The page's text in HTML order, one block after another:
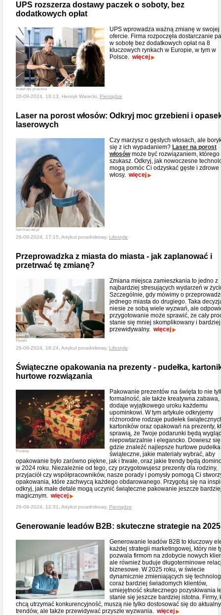
UPS rozszerza dostawy paczek o soboty, bez
dodatkowych opłat
materiały prasowe
UPS wprowadza ważną zmianę w swojej
ofercie. Firma rozpoczęła dostarczanie
w sobotę bez dodatkowych opłat na 8
kluczowych rynkach w Europie, w tym w
Polsce. więcej
26-09-2024, 18:13, Henryk Warecki, Pieniądze
Laser na porost włosów: Odkryj moc grzebieni i
laserowych
hairmax.net.pl
Czy marzysz o gęstych włosach, ale
się z ich wypadaniem? Laser na porost
włosówmoże być rozwiązaniem, którego
szukasz. Odkryj, jak nowoczesne
mogą pomóc Ci odzyskać gęste i zdrowe
włosy. więcej
26-09-2024, 17:15, Artykuł poradnikowy, Lifestyle
Przeprowadzka z miasta do miasta - jak zaplanować i
przetrwać tę zmianę?
Pexels
Zmiana miejsca zamieszkania to jedno z
najbardziej stresujących wydarzeń w
Szczególnie, gdy mówimy o
jednego miasta do drugiego. Taka
niesie ze sobą wiele wyzwań, ale
przygotowanie może sprawić, że cały
stanie się mniej skomplikowany i bardziej
przewidywalny. więcej
26-09-2024, 16:24, Artykuł poradnikowy, Lifestyle
Świąteczne opakowania na prezenty - pudełka,
hurtowe rozwiązania
Pixabay
Pakowanie prezentów na święta to nie
formalność, ale także kreatywna zabawa,
dodaje wyjątkowego uroku każdemu
upominkowi. W tym artykule odkryjemy
różnorodne rodzaje pudełek
kartoników oraz opakowań na prezenty,
sprawią, że Twoje podarunki będą
niepowtarzalnie i elegancko. Dowiesz
gdzie znaleźć najlepsze hurtowe pudełka
świąteczne, jakie materiały wybrać, aby
opakowanie było zarówno piękne, jak i trwałe, oraz jakie trendy będą
w 2024 roku. Niezależnie od tego, czy przygotowujesz prezenty dla rodziny,
przyjaciół czy współpracowników, nasze porady i pomysły pomogą Ci
opakowania, które zachwycą każdego obdarowanego. Przygotuj się na
odkryj, jak małe detale mogą uczynić świąteczne pakowanie jeszcze
magicznym. więcej
26-09-2024, 12:31, Artykuł poradnikowy, Pieniądze
Generowanie leadów B2B: skuteczne strategie na
Generowanie leadów B2B to kluczowy
każdej strategii marketingowej, który nie
pozwala firmom na zdobycie nowych
ale również buduje długoterminowe
biznesowe. W 2025 roku, w świecie
dynamicznie zmieniających się
coraz bardziej świadomych klientów,
umiejętność skutecznego pozyskiwania
stanie się jeszcze bardziej istotna. Firmy,
chcą utrzymać konkurencyjność, muszą nie tylko dostosować się do
trendów, ale także przewidywać przyszłe wyzwania. więcej